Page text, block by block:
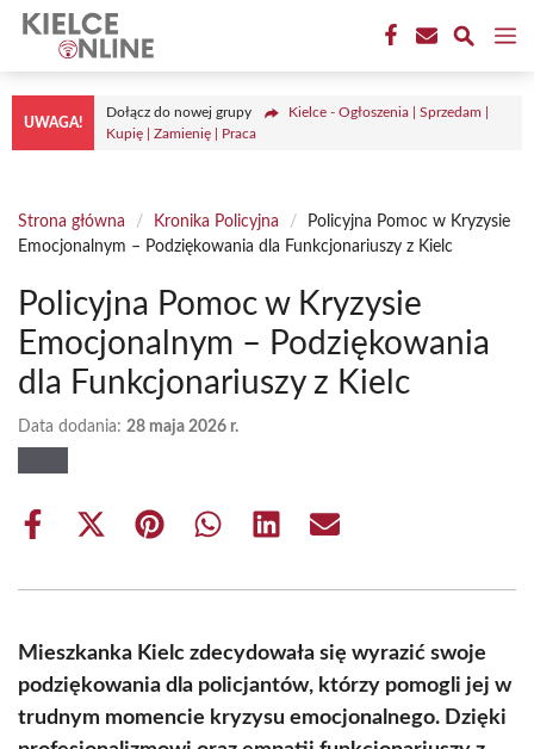
Przejdź
treści
UWAGA!
Dołącz do nowej grupy
Kielce - Ogłoszenia | Sprzedam |
Kupię | Zamienię | Praca
Strona główna / Kronika Policyjna /
Policyjna Pomoc w Kryzysie
Emocjonalnym – Podziękowania dla Funkcjonariuszy z Kielc
Policyjna Pomoc w Kryzysie
Emocjonalnym – Podziękowania
dla Funkcjonariuszy z Kielc
Data dodania: 28 maja 2026 r.
Share
Share
(Twitter)
Share Share Share Share
Mieszkanka Kielc zdecydowała się wyrazić swoje
podziękowania dla policjantów, którzy pomogli jej w
trudnym momencie kryzysu emocjonalnego. Dzięki